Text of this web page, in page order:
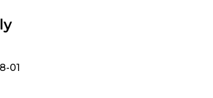
01